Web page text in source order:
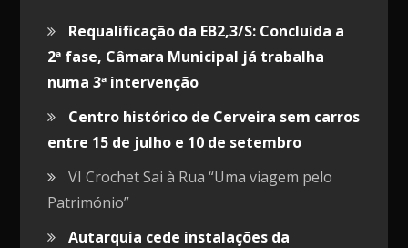
Requalificação da EB2,3/S: Concluída a
2ª fase, Câmara Municipal já trabalha
numa 3ª intervenção
Centro histórico de Cerveira sem carros
entre 15 de julho e 10 de setembro
VI Crochet Sai à Rua “Uma viagem pelo
Património”
Autarquia cede instalações da